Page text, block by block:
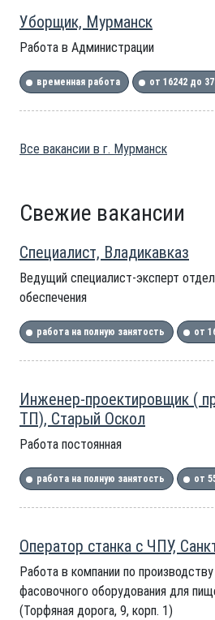
Уборщик, Мурманск
Работа в Администрации
временная работа от 16242 до
Все вакансии в г. Мурманск
Свежие вакансии
Специалист, Владикавказ
Ведущий специалист-эксперт
обеспечения
работа на полную занятость от
Инженер-проектировщик (
ТП), Старый Оскол
Работа постоянная
работа на полную занятость от
Оператор станка с ЧПУ,
Работа в компании по
фасовочного оборудования для
(Торфяная дорога, 9, корп. 1)